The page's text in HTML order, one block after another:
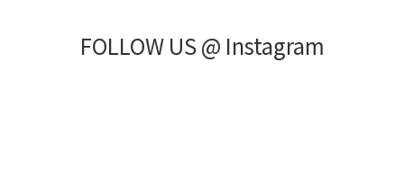
FOLLOW US @ Instagram